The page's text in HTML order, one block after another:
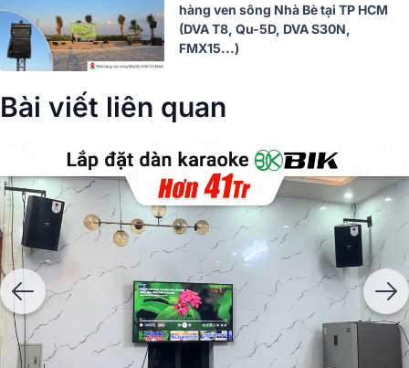
hàng ven sông Nhà Bè tại TP HCM
(DVA T8, Qu-5D, DVA S30N,
FMX15...)
Bài viết liên quan